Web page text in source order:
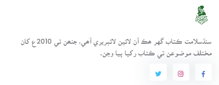
سنڌسلامت ڪتاب گهر ھڪ آن لائين لائبريري آھي، جنھن تي 2010ع کان
مختلف موضوعن تي ڪتاب رکيا پيا وڃن.